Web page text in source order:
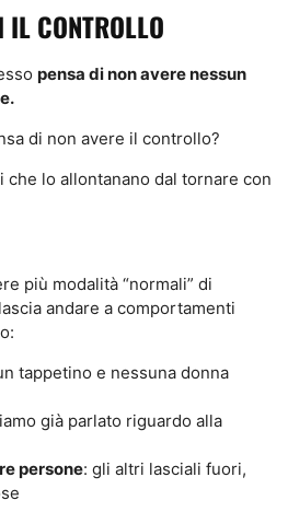
CONTROLLO
pensa di non avere nessun
di non avere il controllo?
lo allontanano dal tornare con
più modalità “normali” di
andare a comportamenti
tappetino e nessuna donna
già parlato riguardo alla
persone: gli altri lasciali fuori,